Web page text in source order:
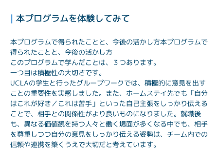
| 本プログラムを体験してみて
本プログラムで得られたことと、今後の活かし方本プログラムで
得られたことと、今後の活かし方
このプログラムで学んだことは、３つあります。
一つ目は積極性の大切さです。
UCLAの学生と行ったグループワークでは、積極的に意見を出す
ことの重要性を実感しました。また、ホームステイ先でも「自分
はこれが好き／これは苦手」といった自己主張をしっかり伝える
ことで、相手との関係性がより良いものになりました。就職後
も、異なる価値観を持つ人々と働く場面が多くなる中でも、相手
を尊重しつつ自分の意見をしっかり伝える姿勢は、チーム内での
信頼や連携を築くうえで大切だと考えています。